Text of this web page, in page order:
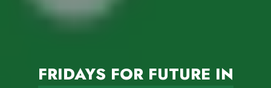
FRIDAYS FOR FUTURE IN